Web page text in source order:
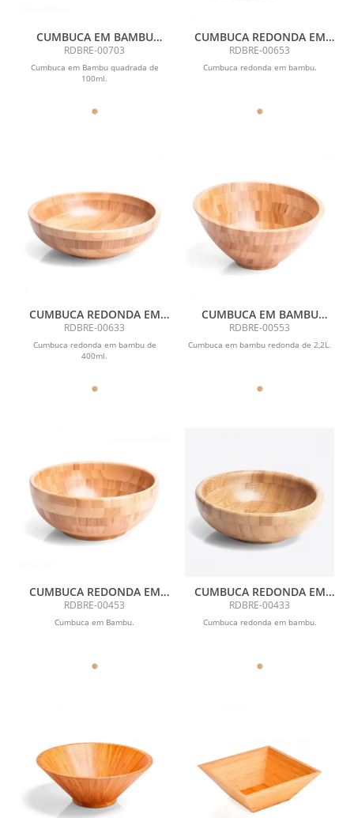
CUMBUCA EM BAMBU
QUADRADA DE 100ML
RDBRE-00703
Cumbuca em Bambu quadrada de
100ml.
CUMBUCA REDONDA EM
BAMBU - 2L
RDBRE-00653
Cumbuca redonda em bambu.
CUMBUCA REDONDA EM
BAMBU DE 400ML
RDBRE-00633
Cumbuca redonda em bambu de
400ml.
CUMBUCA EM BAMBU
REDONDA DE 2,2L
RDBRE-00553
Cumbuca em bambu redonda de 2,2L.
CUMBUCA REDONDA EM
BAMBU - 3L
RDBRE-00453
Cumbuca em Bambu.
CUMBUCA REDONDA EM
BAMBU - 200ML
RDBRE-00433
Cumbuca redonda em bambu.